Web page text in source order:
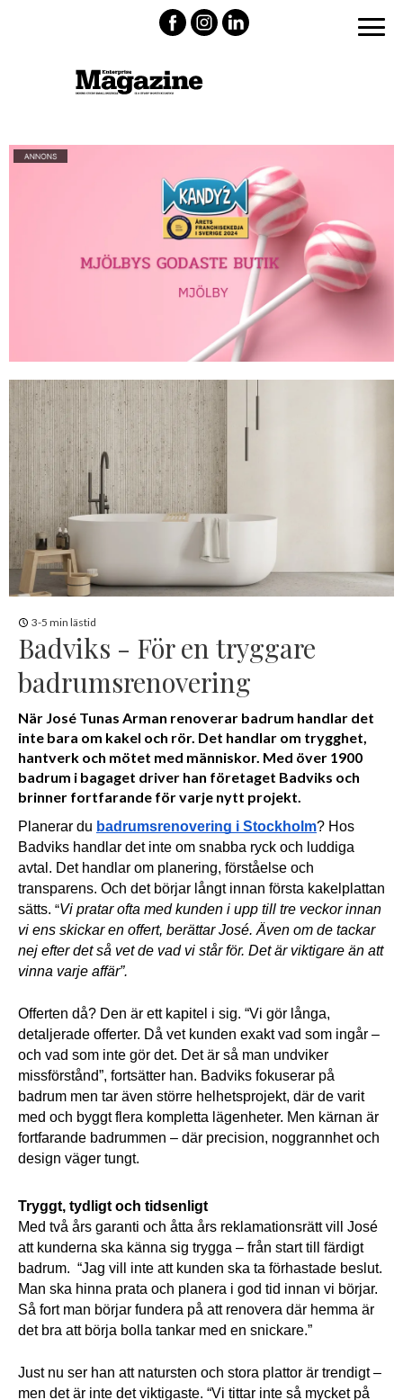
3-5 min lästid
Badviks - För en tryggare
badrumsrenovering
När José Tunas Arman renoverar badrum handlar det
inte bara om kakel och rör. Det handlar om trygghet,
hantverk och mötet med människor. Med över 1900
badrum i bagaget driver han företaget Badviks och
brinner fortfarande för varje nytt projekt.
Planerar du badrumsrenovering i Stockholm? Hos
Badviks handlar det inte om snabba ryck och luddiga
avtal. Det handlar om planering, förståelse och
transparens. Och det börjar långt innan första kakelplattan
sätts. “Vi pratar ofta med kunden i upp till tre veckor innan
vi ens skickar en offert, berättar José. Även om de tackar
nej efter det så vet de vad vi står för. Det är viktigare än att
vinna varje affär”.
Offerten då? Den är ett kapitel i sig. “Vi gör långa,
detaljerade offerter. Då vet kunden exakt vad som ingår –
och vad som inte gör det. Det är så man undviker
missförstånd”, fortsätter han. Badviks fokuserar på
badrum men tar även större helhetsprojekt, där de varit
med och byggt flera kompletta lägenheter. Men kärnan är
fortfarande badrummen – där precision, noggrannhet och
design väger tungt.
Tryggt, tydligt och tidsenligt
Med två års garanti och åtta års reklamationsrätt vill José
att kunderna ska känna sig trygga – från start till färdigt
badrum. “Jag vill inte att kunden ska ta förhastade beslut.
Man ska hinna prata och planera i god tid innan vi börjar.
Så fort man börjar fundera på att renovera där hemma är
det bra att börja bolla tankar med en snickare.”
Just nu ser han att natursten och stora plattor är trendigt –
men det är inte det viktigaste. “Vi tittar inte så mycket på